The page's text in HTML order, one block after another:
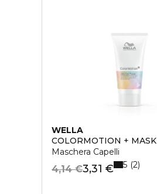
WELLA
COLORMOTION + MASK
Maschera Capelli
3,31 €
4,14 € 5 2